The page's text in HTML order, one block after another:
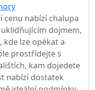
cenu nabízí chalupa
dojmem,
kde lze opékat a
prostřídejte s
kam dojedete
nabízí dostatek